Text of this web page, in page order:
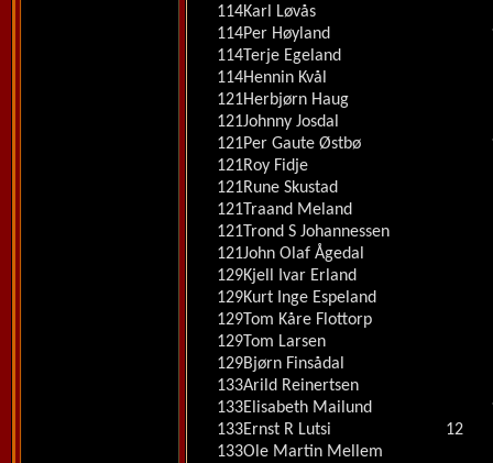
114Karl Løvås
114Per Høyland
114Terje Egeland
114Hennin Kvål
121Herbjørn Haug
121Johnny Josdal
121Per Gaute Østbø
121Roy Fidje
121Rune Skustad
121Traand Meland
121Trond S Johannessen
121John Olaf Ågedal
129Kjell Ivar Erland
129Kurt Inge Espeland
129Tom Kåre Flottorp
129Tom Larsen
129Bjørn Finsådal
133Arild Reinertsen
133Elisabeth Mailund
133Ernst R Lutsi
12
133Ole Martin Mellem